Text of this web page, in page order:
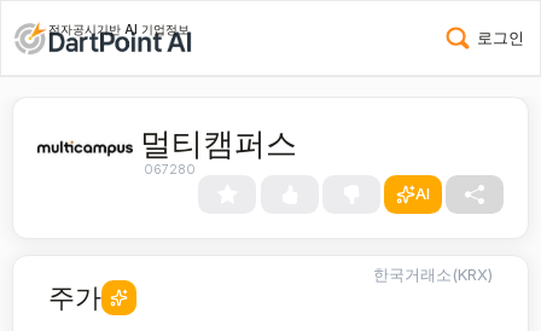
전자공시기반 AI 기업정보 로그인
멀티캠퍼스
067280
AI
주가
한국거래소(KRX)